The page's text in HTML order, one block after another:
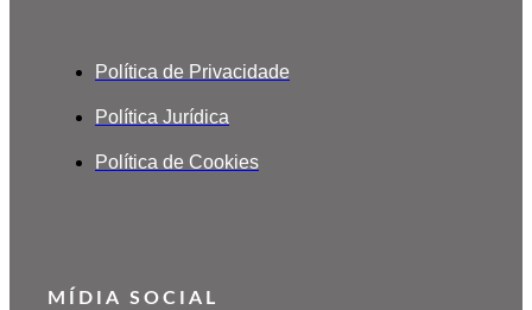
Política de Privacidade
Política Jurídica
Política de Cookies
MÍDIA SOCIAL